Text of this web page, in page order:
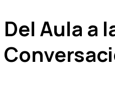
Del Aula a